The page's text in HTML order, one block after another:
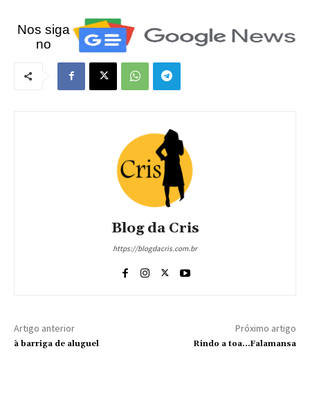
Nos siga
no
Blog da Cris
https://blogdacris.com.br
Artigo anterior
à barriga de aluguel
Próximo artigo
Rindo a toa…Falamansa